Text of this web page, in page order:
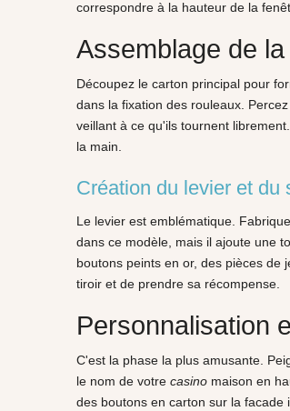
correspondre à la hauteur de la
Assemblage de
Découpez le carton principal pour
dans la fixation des rouleaux.
veillant à ce qu'ils tournent
la main.
Création du levier et du
Le levier est emblématique.
dans ce modèle, mais il ajoute une
boutons peints en or, des pièces
tiroir et de prendre sa récompense.
Personnalisation
C'est la phase la plus amusante.
le nom de votre casino maison en
des boutons en carton sur la facade